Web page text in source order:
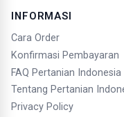
INFORMASI
Cara Order
Konfirmasi Pembayaran
FAQ Pertanian Indonesia
Tentang Pertanian
Privacy Policy